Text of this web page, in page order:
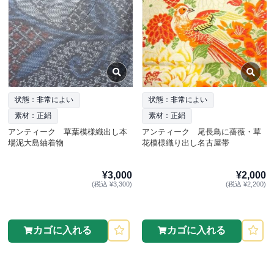
状態：非常によい
素材：正絹
アンティーク 草葉模様織出し本
場泥大島紬着物
¥3,000
(税込 ¥3,300)
カゴに入れる
状態：非常によい
素材：正絹
アンティーク 尾長鳥に薔薇・草
花模様織り出し名古屋帯
¥2,000
(税込 ¥2,200)
カゴに入れる